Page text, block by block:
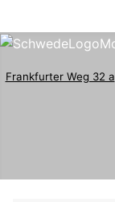
Frankfurter Weg 32 a